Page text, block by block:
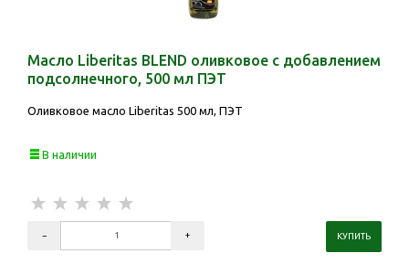
Масло Liberitas BLEND оливковое с добавлением
подсолнечного, 500 мл ПЭТ
Оливковое масло Liberitas 500 мл, ПЭТ
В наличии